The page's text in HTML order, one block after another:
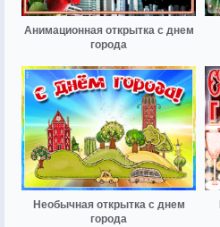
Анимационная открытка с днем
города
Необычная открытка с днем
города